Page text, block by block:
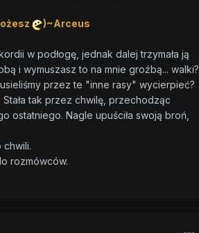
)~Arceus
w podłogę, jednak dalej trzymała ją
i wymuszasz to na mnie groźbą... walki?
przez te "inne rasy" wycierpieć?
tak przez chwilę, przechodząc
ostatniego. Nagle upuściła swoją broń,
chwili.
rozmówców.